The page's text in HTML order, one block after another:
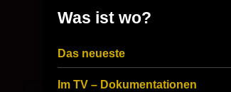
Was ist wo?
Das neueste
Im TV – Dokumentationen